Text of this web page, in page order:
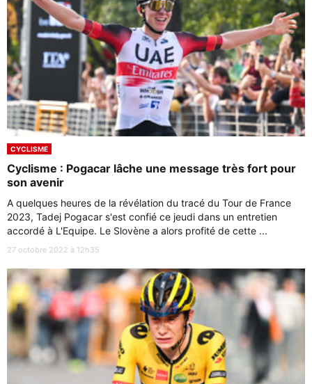
CYCLISME
Cyclisme : Pogacar lâche une message très fort pour
son avenir
A quelques heures de la révélation du tracé du Tour de France
2023, Tadej Pogacar s'est confié ce jeudi dans un entretien
accordé à L'Equipe. Le Slovène a alors profité de cette ...
27 octobre 2022 à 12h35